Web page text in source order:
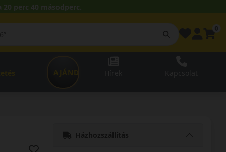
20 perc 39 másodperc.
AJÁNDÉKUTALVÁNY
Házhozszállítás